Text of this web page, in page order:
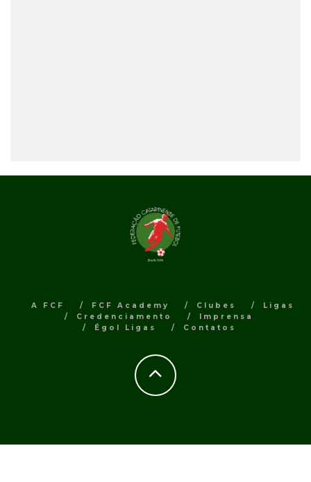
A FCF FCF Academy Clubes
Ligas
Credenciamento
Imprensa
Égol Ligas
Contatos